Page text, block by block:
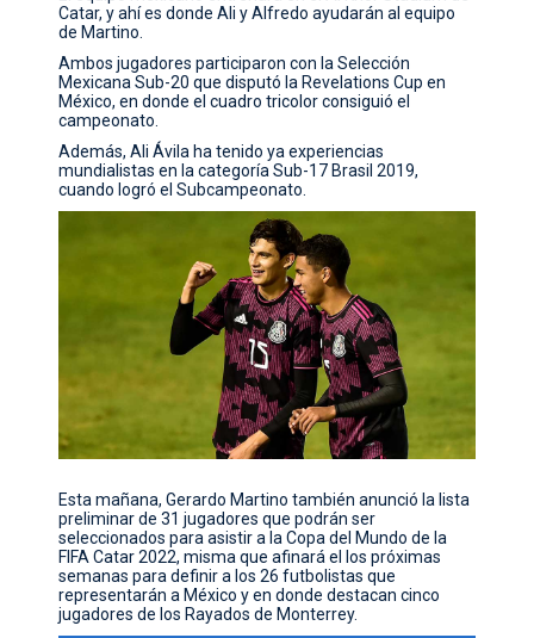
Catar, y ahí es donde Ali y Alfredo ayudarán al equipo
de Martino.
Ambos jugadores participaron con la Selección
Mexicana Sub-20 que disputó la Revelations Cup en
México, en donde el cuadro tricolor consiguió el
campeonato.
Además, Ali Ávila ha tenido ya experiencias
mundialistas en la categoría Sub-17 Brasil 2019,
cuando logró el Subcampeonato.
Esta mañana, Gerardo Martino también anunció la lista
preliminar de 31 jugadores que podrán ser
seleccionados para asistir a la Copa del Mundo de la
FIFA Catar 2022, misma que afinará el los próximas
semanas para definir a los 26 futbolistas que
representarán a México y en donde destacan cinco
jugadores de los Rayados de Monterrey.